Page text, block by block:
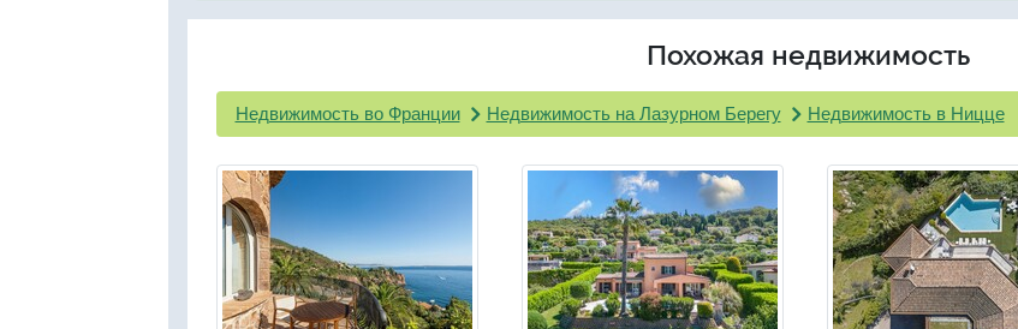
Похожая недвижимость
Недвижимость во Франции Недвижимость на Лазурном Берегу Недвижимость в Ницце